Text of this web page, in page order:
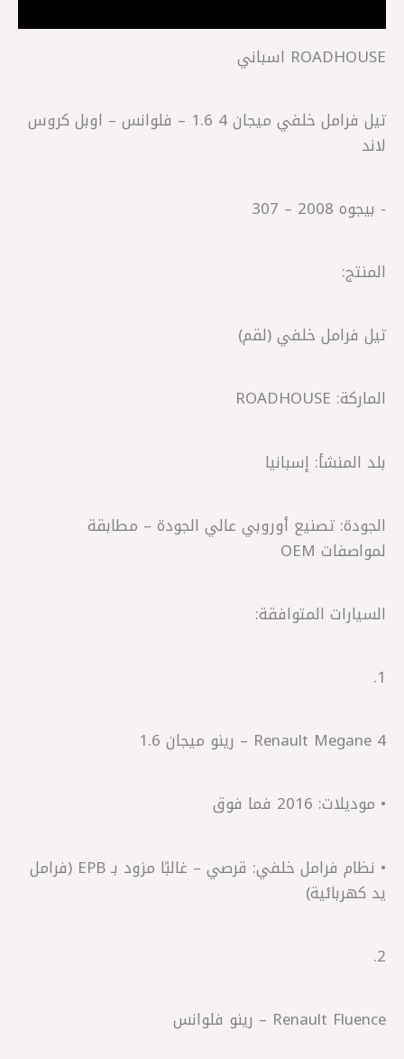
ROADHOUSE اسباني
‎تيل فرامل خلفي ميجان 4 1.6 – فلوانس – اوبل كروس
لاند
المنتج:
تيل فرامل خلفي (لقم)
الماركة: ROADHOUSE
بلد المنشأ: إسبانيا
الجودة: تصنيع أوروبي عالي الجودة – مطابقة
لمواصفات OEM
السيارات المتوافقة:
1.
Renault Megane 4 – رينو ميجان 1.6
• موديلات: 2016 فما فوق
• نظام فرامل خلفي: قرصي – غالبًا مزود بـ EPB (فرامل
يد كهربائية)
2.
Renault Fluence – رينو فلوانس